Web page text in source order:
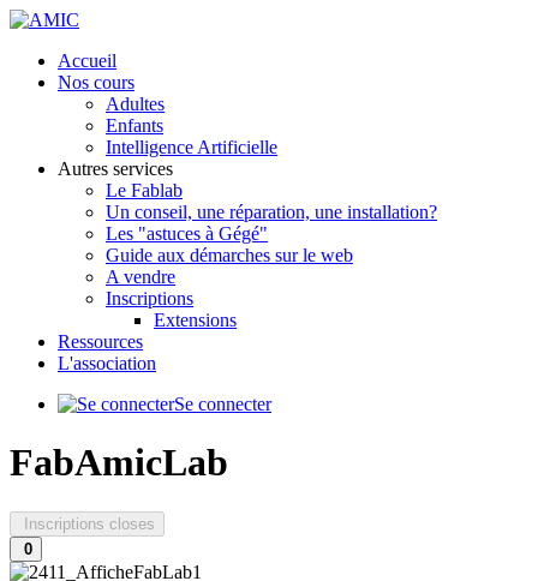
Accueil
Nos cours
Adultes
Enfants
Intelligence Artificielle
Autres services
Le Fablab
Un conseil, une réparation, une installation?
Les "astuces à Gégé"
Guide aux démarches sur le web
A vendre
Inscriptions
Extensions
Ressources
L'association
Se connecter
FabAmicLab
Inscriptions closes
0
précédente
précédent
suivante
suivant